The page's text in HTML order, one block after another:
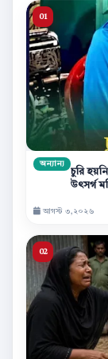
অন্যান্য
চুরি
উৎসর্গ
আগস্ট ৩,২০২৬